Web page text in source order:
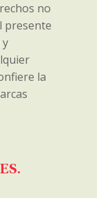
no
presente
y
la